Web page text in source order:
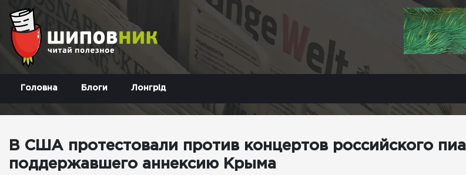
Головна Блоги Лонгрід
В США протестовали против концертов российского
поддержавшего аннексию Крыма